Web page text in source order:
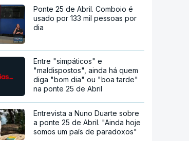
Ponte 25 de Abril. Comboio é
usado por 133 mil pessoas por
dia
Entre "simpáticos" e
"maldispostos", ainda há quem
diga "bom dia" ou "boa tarde"
na ponte 25 de Abril
Entrevista a Nuno Duarte sobre
a ponte 25 de Abril. "Ainda hoje
somos um país de paradoxos"